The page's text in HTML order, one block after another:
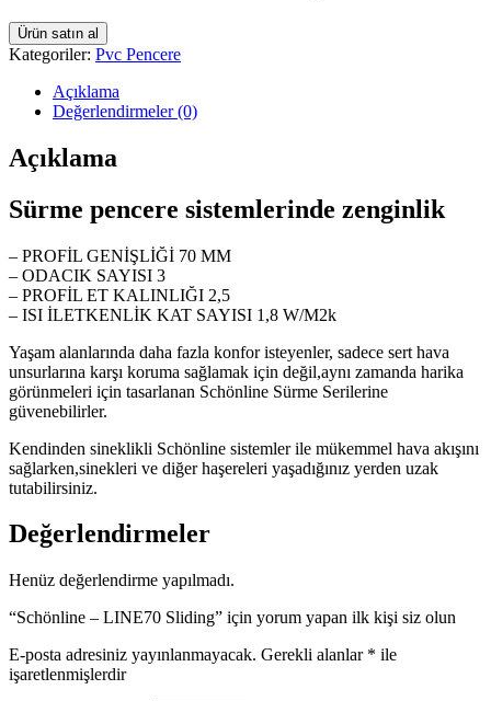
Ürün satın al
Kategoriler: Pvc Pencere
Açıklama
Değerlendirmeler (0)
Açıklama
Sürme pencere sistemlerinde zenginlik
– PROFİL GENİŞLİĞİ 70 MM
– ODACIK SAYISI 3
– PROFİL ET KALINLIĞI 2,5
– ISI İLETKENLİK KAT SAYISI 1,8 W/M2k
Yaşam alanlarında daha fazla konfor isteyenler, sadece sert hava
unsurlarına karşı koruma sağlamak için değil,aynı zamanda harika
görünmeleri için tasarlanan Schönline Sürme Serilerine
güvenebilirler.
Kendinden sineklikli Schönline sistemler ile mükemmel hava akışını
sağlarken,sinekleri ve diğer haşereleri yaşadığınız yerden uzak
tutabilirsiniz.
Değerlendirmeler
Henüz değerlendirme yapılmadı.
“Schönline – LINE70 Sliding” için yorum yapan ilk kişi siz olun
E-posta adresiniz yayınlanmayacak. Gerekli alanlar * ile
işaretlenmişlerdir